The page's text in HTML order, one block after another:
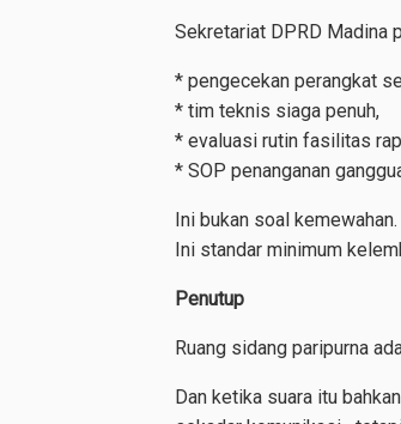
Sekretariat DPRD Madina
* pengecekan perangkat
* tim teknis siaga penuh,
* evaluasi rutin fasilitas
* SOP penanganan
Ini bukan soal kemewahan.
Ini standar minimum
Penutup
Ruang sidang paripurna
Dan ketika suara itu